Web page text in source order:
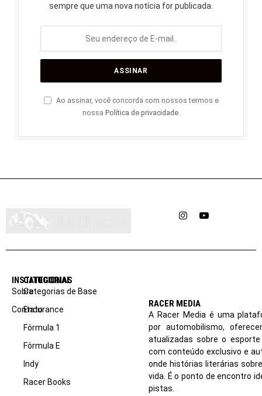
sempre que uma nova notícia for publicada.
Ao assinar, você concorda com nossos termos e
nossa Política de privacidade.
InstagramYouTube
INSTITUCIONAL
Sobre
Contato
CATEGORIAS
Categorias de Base
Endurance
Fórmula 1
Fórmula E
Indy
Racer Books
RACER MEDIA
A Racer Media é uma
por automobilismo,
atualizadas sobre o
com conteúdo exclusivo e
onde histórias literárias
vida. É o ponto de encontro
pistas.